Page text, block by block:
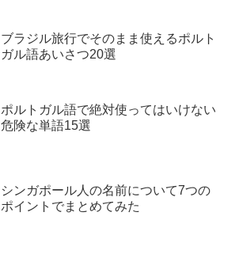
ブラジル旅行でそのまま使えるポルト
ガル語あいさつ20選
ポルトガル語で絶対使ってはいけない
危険な単語15選
シンガポール人の名前について7つの
ポイントでまとめてみた